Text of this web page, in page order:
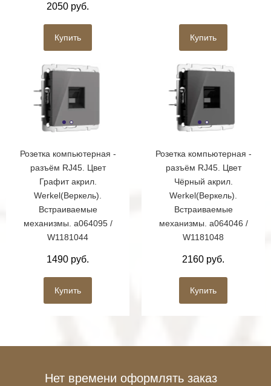
2050 руб.
Купить Купить
Розетка компьютерная -
разъём RJ45. Цвет
Графит акрил.
Werkel(Веркель).
Встраиваемые
механизмы. a064095 /
W1181044
1490 руб.
Купить
Розетка компьютерная -
разъём RJ45. Цвет
Чёрный акрил.
Werkel(Веркель).
Встраиваемые
механизмы. a064046 /
W1181048
2160 руб.
Купить
Нет времени оформлять заказ